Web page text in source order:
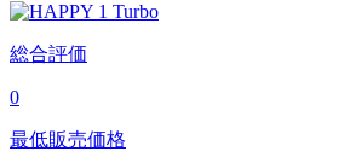
総合評価
0
最低販売価格